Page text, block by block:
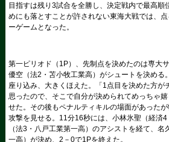
目指すは残り3試合を全勝し、決定戦内で最高順
めにも落とすことが許されない東海大戦では、
ーゲームとなった。
第一ピリオド（1P）、先制点を決めたのは専大
優空（法2・苫小牧工業高）がシュートを決める
座り込み、大きくほえた。「1点目を決めた方が
思ったので、そこで自分が決められてめっちゃ
せた。その後もペナルティキルの場面があった
攻撃を見せる。11分16秒には、小林氷聖（経済
（法3・八戸工業第一高）のアシストを経て、
一高）が決め、2－0で1Pを終えた。